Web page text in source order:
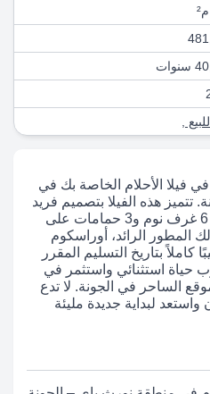
فيلا الأحلام الخاصة بك في
تتميز هذه الفيلا بتصميم فريد
يجمع بين الأناقة والراحة، مع 6 غرف نوم و3 حمامات على
يوفر لك المطور الرائد، أوراسكوم
بتاريخ التسليم المقرر
بأسلوب حياة استثنائي واستثمر في
الساحر في الجونة. لا تدع
لبداية جديدة مليئة